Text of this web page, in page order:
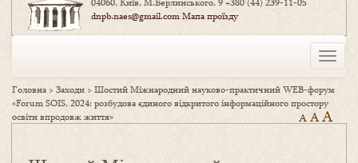
dnpb.naes@gmail.comМапа проїзду
Toggle
Головна >Заходи >Шостий Міжнародний науково-практичний WEB-форум
«Forum SOIS, 2024: розбудова єдиного відкритого інформаційного простору
освіти впродовж життя»
A AA